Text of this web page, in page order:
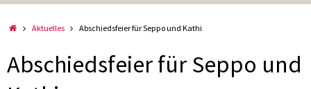
StartAktuelles Abschiedsfeier für Seppo und Kathi
Abschiedsfeier für Seppo und